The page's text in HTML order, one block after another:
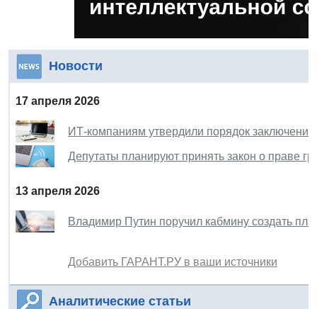
Новости
17 апреля 2026
ИТ-компаниям утвердили порядок
Депутаты планируют принять закон о праве
13 апреля 2026
Владимир Путин поручил кабмину создать
Добавить ГАРАНТ.РУ в ваши источники
Аналитические статьи